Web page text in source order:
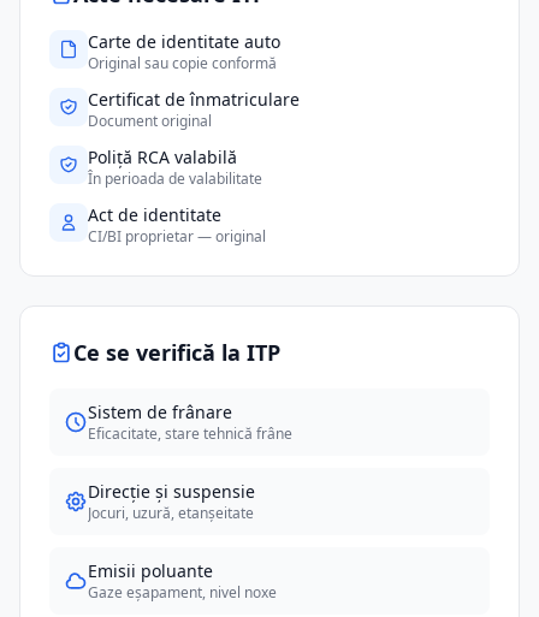
Carte de identitate auto
Original sau copie conformă
Certificat de înmatriculare
Document original
Poliță RCA valabilă
În perioada de valabilitate
Act de identitate
CI/BI proprietar — original
Ce se verifică la ITP
Sistem de frânare
Eficacitate, stare tehnică frâne
Direcție și suspensie
Jocuri, uzură, etanșeitate
Emisii poluante
Gaze eșapament, nivel noxe